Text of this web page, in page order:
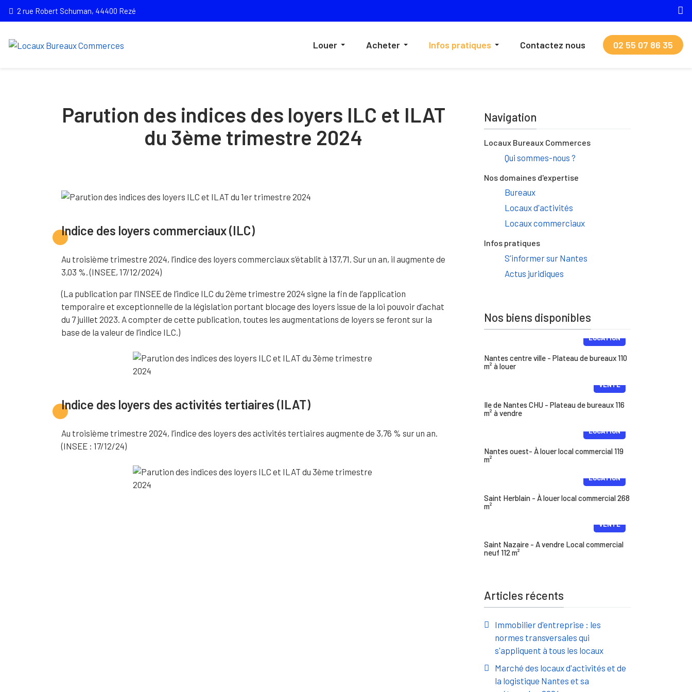
2 rue Robert Schuman, 44400 Rezé
Louer Acheter Infos pratiques Contactez nous 02 55 07 86 35
Parution des indices des loyers ILC et ILAT
du 3ème trimestre 2024
Indice des loyers commerciaux (ILC)
Au troisième trimestre 2024, l’indice des loyers commerciaux s’établit à 137,71. Sur un an, il augmente de
3,03 %. (INSEE, 17/12/2024)
(La publication par l’INSEE de l’indice ILC du 2ème trimestre 2024 signe la fin de l’application
temporaire et exceptionnelle de la législation portant blocage des loyers issue de la loi pouvoir d’achat
du 7 juillet 2023. A compter de cette publication, toutes les augmentations de loyers se feront sur la
base de la valeur de l’indice ILC.)
Indice des loyers des activités tertiaires (ILAT)
Au troisième trimestre 2024, l’indice des loyers des activités tertiaires augmente de 3,76 % sur un an.
(INSEE : 17/12/24)
Navigation
Locaux Bureaux Commerces
Qui sommes-nous ?
Nos domaines d'expertise
Bureaux
Locaux d'activités
Locaux commerciaux
Infos pratiques
S'informer sur Nantes
Actus juridiques
Nos biens disponibles
LOCATION
Nantes centre ville - Plateau de bureaux 110
m² à louer
VENTE
Ile de Nantes CHU - Plateau de bureaux 116
m² à vendre
LOCATION
Nantes ouest- À louer local commercial 119
m²
LOCATION
Saint Herblain - À louer local commercial 268
m²
VENTE
Saint Nazaire - A vendre Local commercial
neuf 112 m²
Articles récents
Immobilier d'entreprise : les
normes transversales qui
s'appliquent à tous les locaux
Marché des locaux d'activités et de
la logistique Nantes et sa